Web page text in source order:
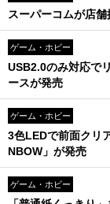
スーパーコムが店
ゲーム・ホビー
USB2.0のみ対応で
ースが発売
ゲーム・ホビー
3色LEDで前面クリ
NBOW」が発売
ゲーム・ホビー